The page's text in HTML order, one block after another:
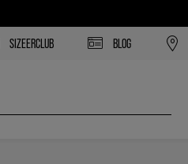
SIZEERCLUB BLOG